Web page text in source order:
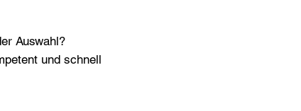
Auswahl?
und schnell